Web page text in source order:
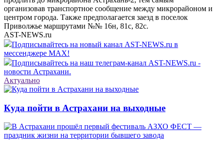
организовав транспортное сообщение между микрорайоном и
центром города. Также предполагается заезд в поселок
Приволжье маршрутами №№ 16н, 81с, 82с.
AST-NEWS.ru
Подписывайтесь на новый канал AST-NEWS.ru в
мессенджере MAX!
Подписывайтесь на наш телеграм-канал AST-NEWS.ru -
новости Астрахани.
Актуально
Куда пойти в Астрахани на выходные